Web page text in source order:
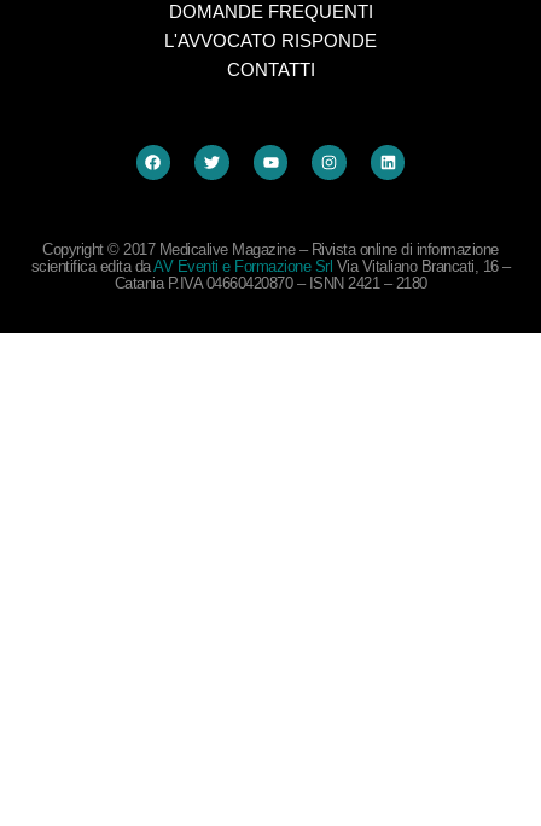
DOMANDE FREQUENTI
L'AVVOCATO RISPONDE
CONTATTI
Copyright © 2017 Medicalive Magazine – Rivista online di informazione
scientifica edita daAV Eventi e Formazione Srl Via Vitaliano Brancati, 16 –
Catania P.IVA 04660420870 – ISNN 2421 – 2180